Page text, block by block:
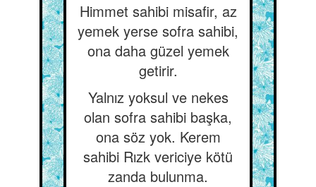
Himmet sahibi misafir, az
yemek yerse sofra sahibi,
ona daha güzel yemek
getirir.
Yalnız yoksul ve nekes
olan sofra sahibi başka,
ona söz yok. Kerem
sahibi Rızk vericiye kötü
zanda bulunma.